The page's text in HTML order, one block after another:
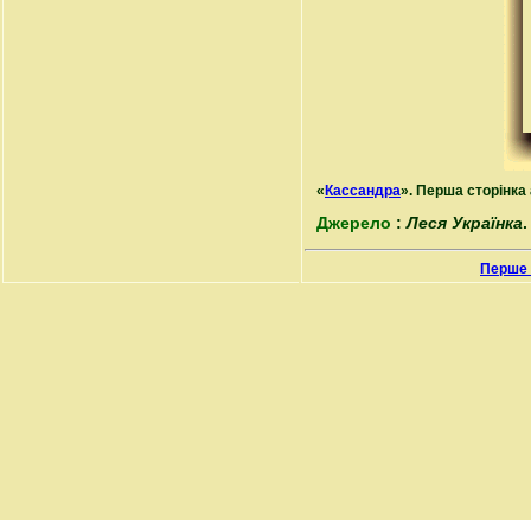
« Кассандра». Перша
Джерело :Леся Українка
Перше